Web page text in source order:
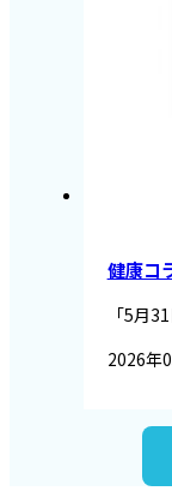
健康コ
「5月
2026年